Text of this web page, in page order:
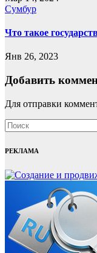
Сумбур
Что такое
Янв 26, 2023
Добавить
Для отправки
РЕКЛАМА